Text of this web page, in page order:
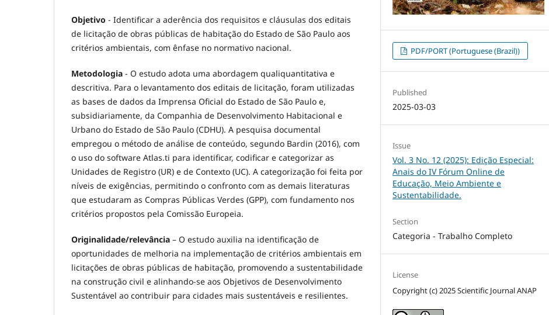
Objetivo - Identificar a aderência dos requisitos e cláusulas dos editais
de licitação de obras públicas de habitação do Estado de São Paulo aos
critérios ambientais, com ênfase no normativo nacional.
Metodologia - O estudo adota uma abordagem qualiquantitativa e
descritiva. Para o levantamento dos editais de licitação, foram utilizadas
as bases de dados da Imprensa Oficial do Estado de São Paulo e,
subsidiariamente, da Companhia de Desenvolvimento Habitacional e
Urbano do Estado de São Paulo (CDHU). A pesquisa documental
empregou o método de análise de conteúdo, segundo Bardin (2016), com
o uso do software Atlas.ti para identificar, codificar e categorizar as
Unidades de Registro (UR) e de Contexto (UC). A categorização foi feita por
níveis de exigências, permitindo o confronto com as demais literaturas
que estudaram as Compras Públicas Verdes (GPP), com fundamento nos
critérios propostos pela Comissão Europeia.
Originalidade/relevância – O estudo auxilia na identificação de
oportunidades de melhoria na implementação de critérios ambientais em
licitações de obras públicas de habitação, promovendo a sustentabilidade
na construção civil e alinhando-se aos Objetivos de Desenvolvimento
Sustentável ao contribuir para cidades mais sustentáveis e resilientes.
PDF/PORT (Portuguese (Brazil))
Published
2025-03-03
Issue
Vol. 3 No. 12 (2025): Edição Especial:
Anais do IV Fórum Online de
Educação, Meio Ambiente e
Sustentabilidade.
Section
Categoria - Trabalho Completo
License
Copyright (c) 2025 Scientific Journal ANAP